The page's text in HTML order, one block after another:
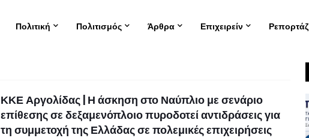
Πολιτική Πολιτισμός Άρθρα Επιχειρείν Ρεπορτάζ
ΚΚΕ Αργολίδας | Η άσκηση στο Ναύπλιο με σενάριο
επίθεσης σε δεξαμενόπλοιο πυροδοτεί αντιδράσεις για
τη συμμετοχή της Ελλάδας σε πολεμικές επιχειρήσεις